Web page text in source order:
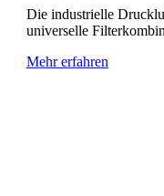
Die industrielle
universelle
Mehr erfahren